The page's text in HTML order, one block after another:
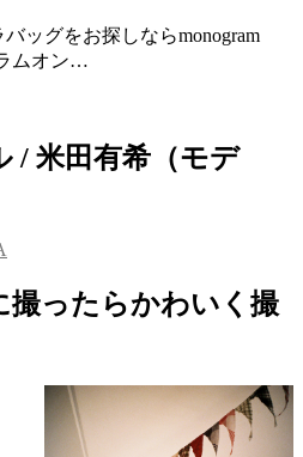
ッグをお探しならmonogram
ムオン…
/ 米田有希（モデ
撮ったらかわいく撮